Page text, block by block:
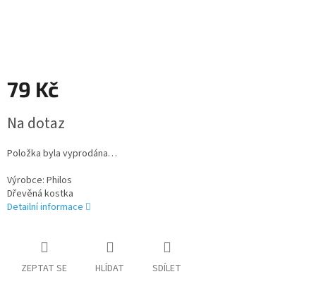
79 Kč
cena:
Na dotaz
Položka byla vyprodána…
Výrobce: Philos
Dřevěná kostka
Detailní informace
ZEPTAT SE HLÍDAT SDÍLET